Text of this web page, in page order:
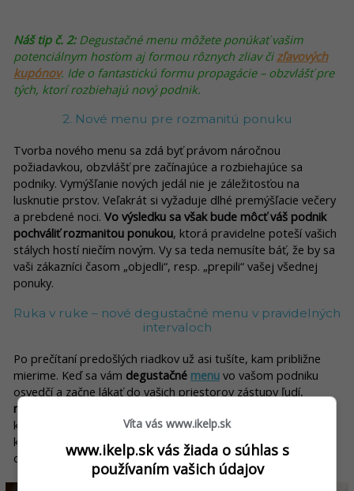
Náš tip č. 2:Degustačné menu môžete ponúkať vašim
potenciálnym hosťom aj formou rôznych zliav čizľavových
kupónov. Ide o fantastickú formu propagácie – obzvlášť pre
tých, ktorí rozbiehajú nový podnik.
2. Nové menu pre rozmanitú ponuku
Tvorba nového menu sa zdá byť právom náročnou
požiadavkou, obzvlášť pre začínajúce a rozbiehajúce sa
podniky. Vymýšľanie nových jedál nie je záležitosťou na
lusknutie prstov. Veľakrát si vyžaduje dlhé premýšľacie večery
a prebdené noci. Vo výsledku sa však bude môcť váš podnik
pochváliť rozmanitou ponukou, ktorá pravidelne poteší vašich
stálych hostí niečím novým. Vy sa teda nemusíte báť, že by sa
vaši zákazníci časom „objedli“, resp. „prepili“ vašej všednej
ponuky.
Ruka v ruke – nové degustačné menu v pravidelných
intervaloch
Po prečítaní predošlých riadkov už asi tušíte, kam približne
mierime. Keď sa vám degustačné menu vo vašom podniku
osvedčí a začne lákať do vašich priestorov zástupy ľudí,
môžete ho vyskúšať aj meniť, dopĺňať či upravovať
ktorí vás už raz navštívili a chutilo im, budú zvedaví na nové
kombinácie, a noví zákazníci, ktorí u vás ešte neboli, budú plní
očakávaní.
Víta vás www.ikelp.sk
www.ikelp.sk vás žiada o súhlas s
používaním vašich údajov